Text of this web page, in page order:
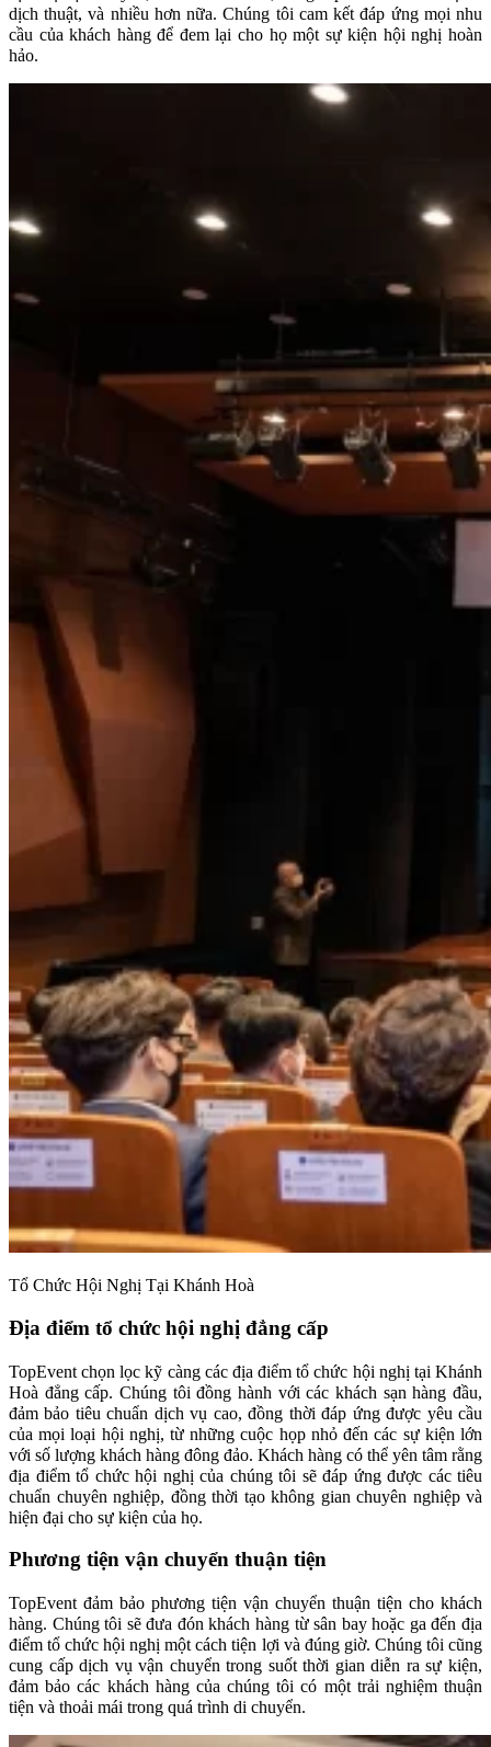
dịch thuật, và nhiều hơn nữa. Chúng tôi cam kết đáp ứng mọi nhu
cầu của khách hàng để đem lại cho họ một sự kiện hội nghị hoàn
hảo.
Tổ Chức Hội Nghị Tại Khánh Hoà
Địa điểm tổ chức hội nghị đẳng cấp
TopEvent chọn lọc kỹ càng các địa điểm tổ chức hội nghị tại Khánh
Hoà đẳng cấp. Chúng tôi đồng hành với các khách sạn hàng đầu,
đảm bảo tiêu chuẩn dịch vụ cao, đồng thời đáp ứng được yêu cầu
của mọi loại hội nghị, từ những cuộc họp nhỏ đến các sự kiện lớn
với số lượng khách hàng đông đảo. Khách hàng có thể yên tâm rằng
địa điểm tổ chức hội nghị của chúng tôi sẽ đáp ứng được các tiêu
chuẩn chuyên nghiệp, đồng thời tạo không gian chuyên nghiệp và
hiện đại cho sự kiện của họ.
Phương tiện vận chuyển thuận tiện
TopEvent đảm bảo phương tiện vận chuyển thuận tiện cho khách
hàng. Chúng tôi sẽ đưa đón khách hàng từ sân bay hoặc ga đến địa
điểm tổ chức hội nghị một cách tiện lợi và đúng giờ. Chúng tôi cũng
cung cấp dịch vụ vận chuyển trong suốt thời gian diễn ra sự kiện,
đảm bảo các khách hàng của chúng tôi có một trải nghiệm thuận
tiện và thoải mái trong quá trình di chuyển.